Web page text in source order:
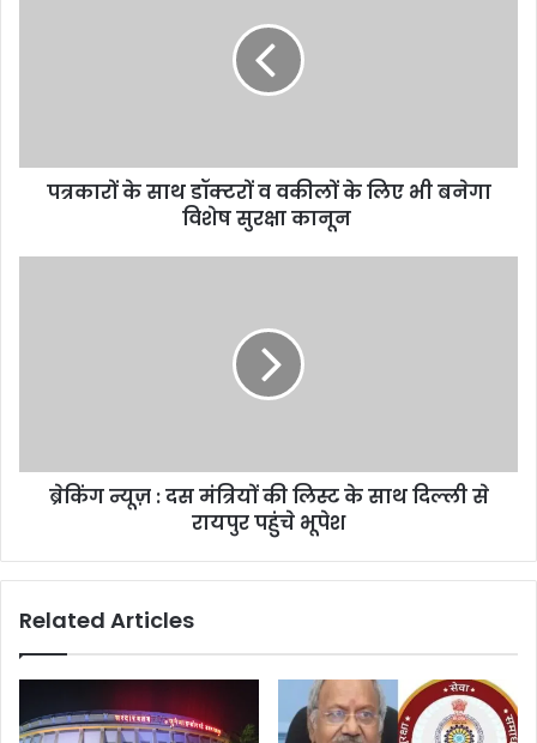
भी
पत्रकारों के साथ डॉक्टरों व वकीलों के लिए भी बनेगा
विशेष सुरक्षा कानून
साथ
दिल्लीब्रेकिंग न्यूज़ : दस मंत्रियों की लिस्ट के साथ दिल्ली से
रायपुर पहुंचे भूपेश
Related Articles